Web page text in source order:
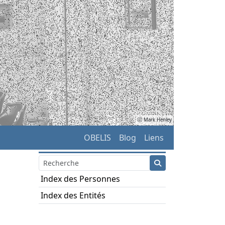
ⓒ Mark Henley
OBELIS Blog Liens
Index des Personnes
Index des Entités